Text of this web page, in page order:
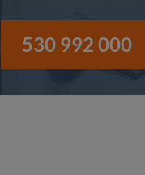
530 992 000